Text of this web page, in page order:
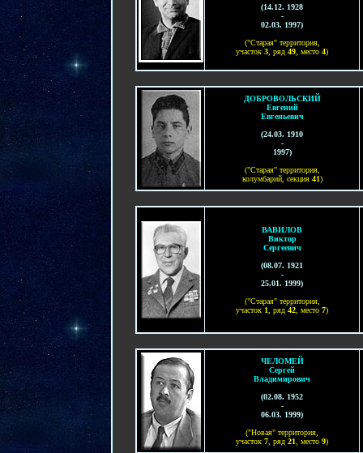
(14.12. 1928
-
02.03. 1997)
("Старая" территория,
участок 3, ряд 49, место 4)
ДОБРОВОЛЬСКИЙ
Евгений
Евгеньевич
(24.03. 1910
-
1997)
("Старая" территория,
колумбарий, секция 41)
ВАВИЛОВ
Виктор
Сергеевич
(08.07. 1921
-
25.01. 1999)
("Cтарая" территория,
участок 1, ряд 42, место 7)
ЧЕЛОМЕЙ
Сергей
Владимирович
(02.08. 1952
-
06.03. 1999)
("Новая" территория,
участок 7, ряд 21, место 9)